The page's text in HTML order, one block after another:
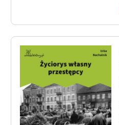
Dane fundacji i
sprawozdania finansowe
Regulamin darowizn
Informacja o treściach
wrażliwych
Deklaracja dostępności